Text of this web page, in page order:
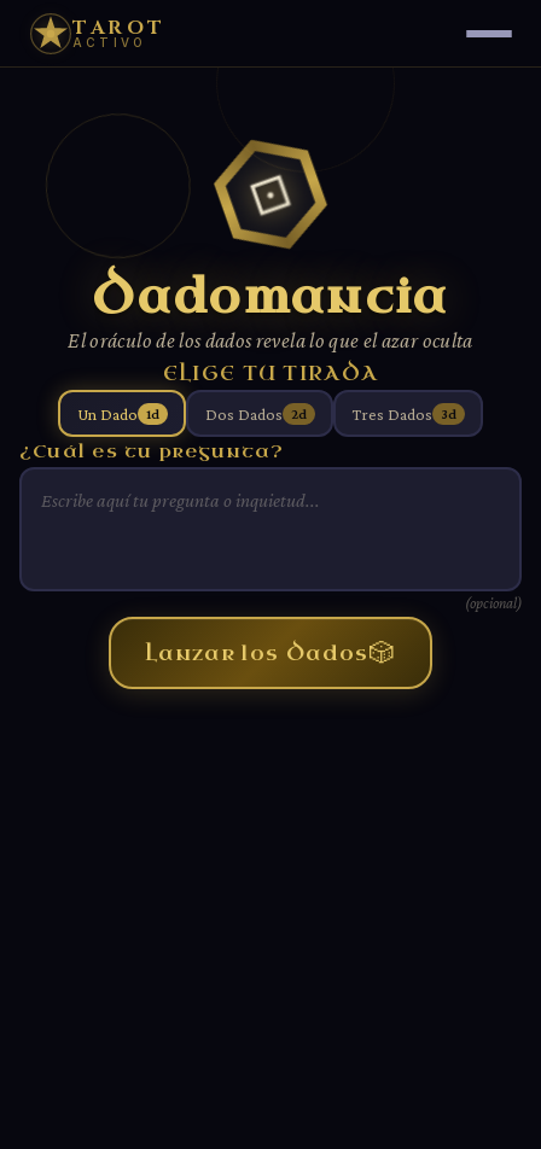
TAROT
ACTIVO
⚀
Dadomancia
El oráculo de los dados revela lo que el azar oculta
ELIGE TU TIRADA
Un Dado 1d Dos Dados 2d Tres Dados 3d
¿Cuál es tu pregunta?
(opcional)
Lanzar los Dados🎲